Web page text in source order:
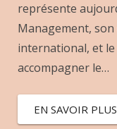
représente
Management, son
international, et
accompagner le…
EN SAVOIR PLUS